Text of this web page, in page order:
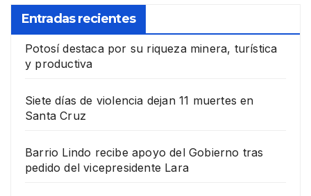
Entradas recientes
Potosí destaca por su riqueza minera, turística
y productiva
Siete días de violencia dejan 11 muertes en
Santa Cruz
Barrio Lindo recibe apoyo del Gobierno tras
pedido del vicepresidente Lara